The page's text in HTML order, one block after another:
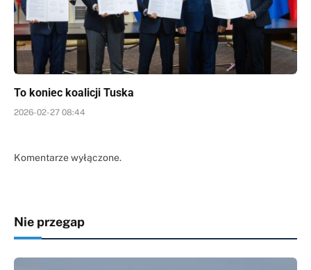
To koniec koalicji Tuska
2026-02-27 08:44
Komentarze wyłączone.
Nie przegap